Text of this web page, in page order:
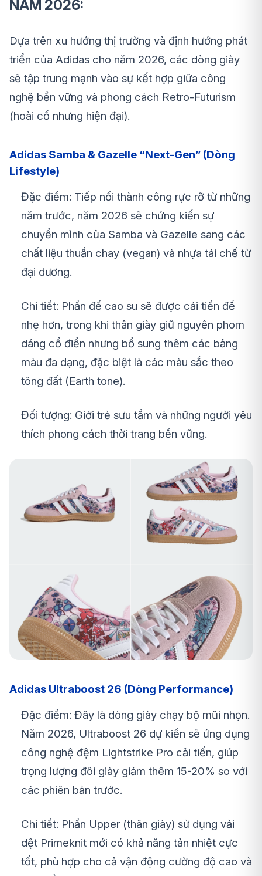
NĂM 2026:
Dựa trên xu hướng thị trường và định hướng phát
triển của Adidas cho năm 2026, các dòng giày
sẽ tập trung mạnh vào sự kết hợp giữa công
nghệ bền vững và phong cách Retro-Futurism
(hoài cổ nhưng hiện đại).
Adidas Samba & Gazelle “Next-Gen” (Dòng
Lifestyle)
Đặc điểm: Tiếp nối thành công rực rỡ từ những
năm trước, năm 2026 sẽ chứng kiến sự
chuyển mình của Samba và Gazelle sang các
chất liệu thuần chay (vegan) và nhựa tái chế từ
đại dương.
Chi tiết: Phần đế cao su sẽ được cải tiến để
nhẹ hơn, trong khi thân giày giữ nguyên phom
dáng cổ điển nhưng bổ sung thêm các bảng
màu đa dạng, đặc biệt là các màu sắc theo
tông đất (Earth tone).
Đối tượng: Giới trẻ sưu tầm và những người yêu
thích phong cách thời trang bền vững.
Adidas Ultraboost 26 (Dòng Performance)
Đặc điểm: Đây là dòng giày chạy bộ mũi nhọn.
Năm 2026, Ultraboost 26 dự kiến sẽ ứng dụng
công nghệ đệm Lightstrike Pro cải tiến, giúp
trọng lượng đôi giày giảm thêm 15-20% so với
các phiên bản trước.
Chi tiết: Phần Upper (thân giày) sử dụng vải
dệt Primeknit mới có khả năng tản nhiệt cực
tốt, phù hợp cho cả vận động cường độ cao và